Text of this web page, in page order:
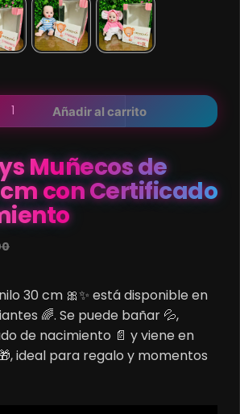
Añadir al carrito
Muñecos de
con Certificado
30 cm 🎀✨ está disponible en
🌈. Se puede bañar 💦,
de nacimiento 📄 y viene en
ideal para regalo y momentos